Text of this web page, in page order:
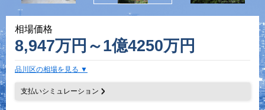
相場価格
8,947万円～1億4250万円
品川区の相場を見る
支払いシミュレーション